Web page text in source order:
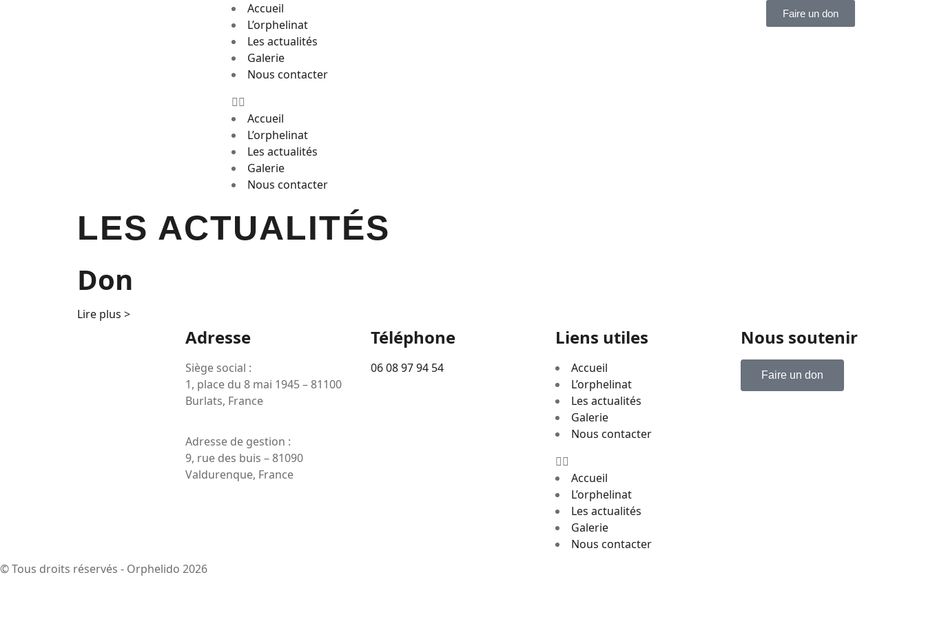
Accueil
L’orphelinat
Les actualités
Galerie
Nous contacter
Accueil
L’orphelinat
Les actualités
Galerie
Nous contacter
Faire un don
LES ACTUALITÉS
Don
Lire plus >
Adresse
Siège social :
1, place du 8 mai 1945 – 81100
Burlats, France
Adresse de gestion :
9, rue des buis – 81090
Valdurenque, France
Téléphone
06 08 97 94 54
Liens utiles
Accueil
L’orphelinat
Les actualités
Galerie
Nous contacter
Accueil
L’orphelinat
Les actualités
Galerie
Nous contacter
Nous soutenir
Faire un don
© Tous droits réservés - Orphelido 2026